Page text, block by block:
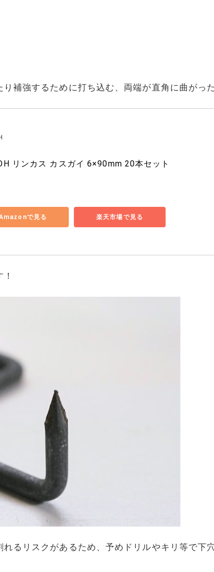
補強するために打ち込む、両端が直角に曲がっ
リンカス カスガイ 6×90mm 20本セット
で見る 楽天市場で見る
るリスクがあるため、予めドリルやキリ等で下